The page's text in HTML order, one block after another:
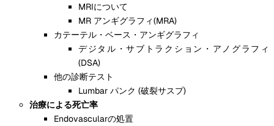
MRIについて
MR アンギグラフィ(MRA)
カテーテル・ベース・アンギグラフィ
デジタル・サブトラクション・アノグラフィ
(DSA)
他の診断テスト
Lumbar パンク (破裂サスプ)
治療による死亡率
Endovascularの処置